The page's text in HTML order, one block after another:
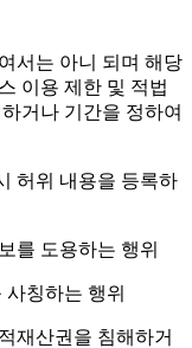
서는 아니 되며 해당
이용 제한 및 적법
거나 기간을 정하여
허위 내용을 등록하
를 도용하는 행위
칭하는 행위
재산권을 침해하거